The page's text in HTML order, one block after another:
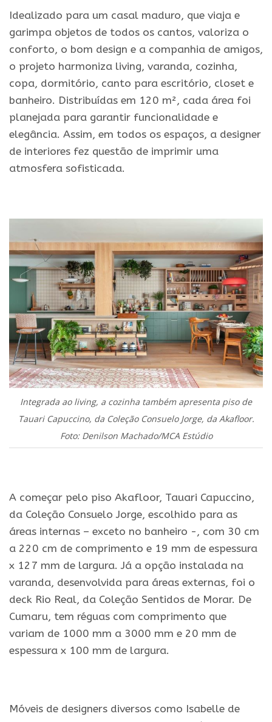
Idealizado para um casal maduro, que viaja e
garimpa objetos de todos os cantos, valoriza o
conforto, o bom design e a companhia de amigos,
o projeto harmoniza living, varanda, cozinha,
copa, dormitório, canto para escritório, closet e
banheiro. Distribuídas em 120 m², cada área foi
planejada para garantir funcionalidade e
elegância. Assim, em todos os espaços, a designer
de interiores fez questão de imprimir uma
atmosfera sofisticada.
Integrada ao living, a cozinha também apresenta piso de
Tauari Capuccino, da Coleção Consuelo Jorge, da Akafloor.
Foto: Denilson Machado/MCA Estúdio
A começar pelo piso Akafloor, Tauari Capuccino,
da Coleção Consuelo Jorge, escolhido para as
áreas internas – exceto no banheiro -, com 30 cm
a 220 cm de comprimento e 19 mm de espessura
x 127 mm de largura. Já a opção instalada na
varanda, desenvolvida para áreas externas, foi o
deck Rio Real, da Coleção Sentidos de Morar. De
Cumaru, tem réguas com comprimento que
variam de 1000 mm a 3000 mm e 20 mm de
espessura x 100 mm de largura.
Móveis de designers diversos como Isabelle de